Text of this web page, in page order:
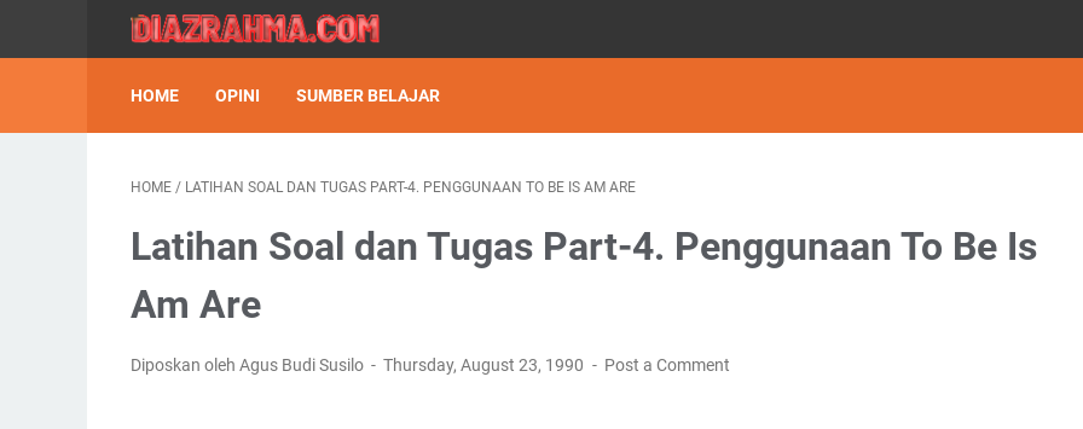
HOME OPINI SUMBER BELAJAR
HOME / LATIHAN SOAL DAN TUGAS PART-4. PENGGUNAAN TO BE IS AM ARE
Latihan Soal dan Tugas Part-4. Penggunaan To Be Is
Am Are
Diposkan oleh Agus Budi Susilo Thursday, August 23, 1990 Post a Comment